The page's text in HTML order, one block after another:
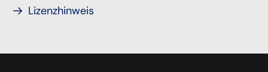
Lizenzhinweis